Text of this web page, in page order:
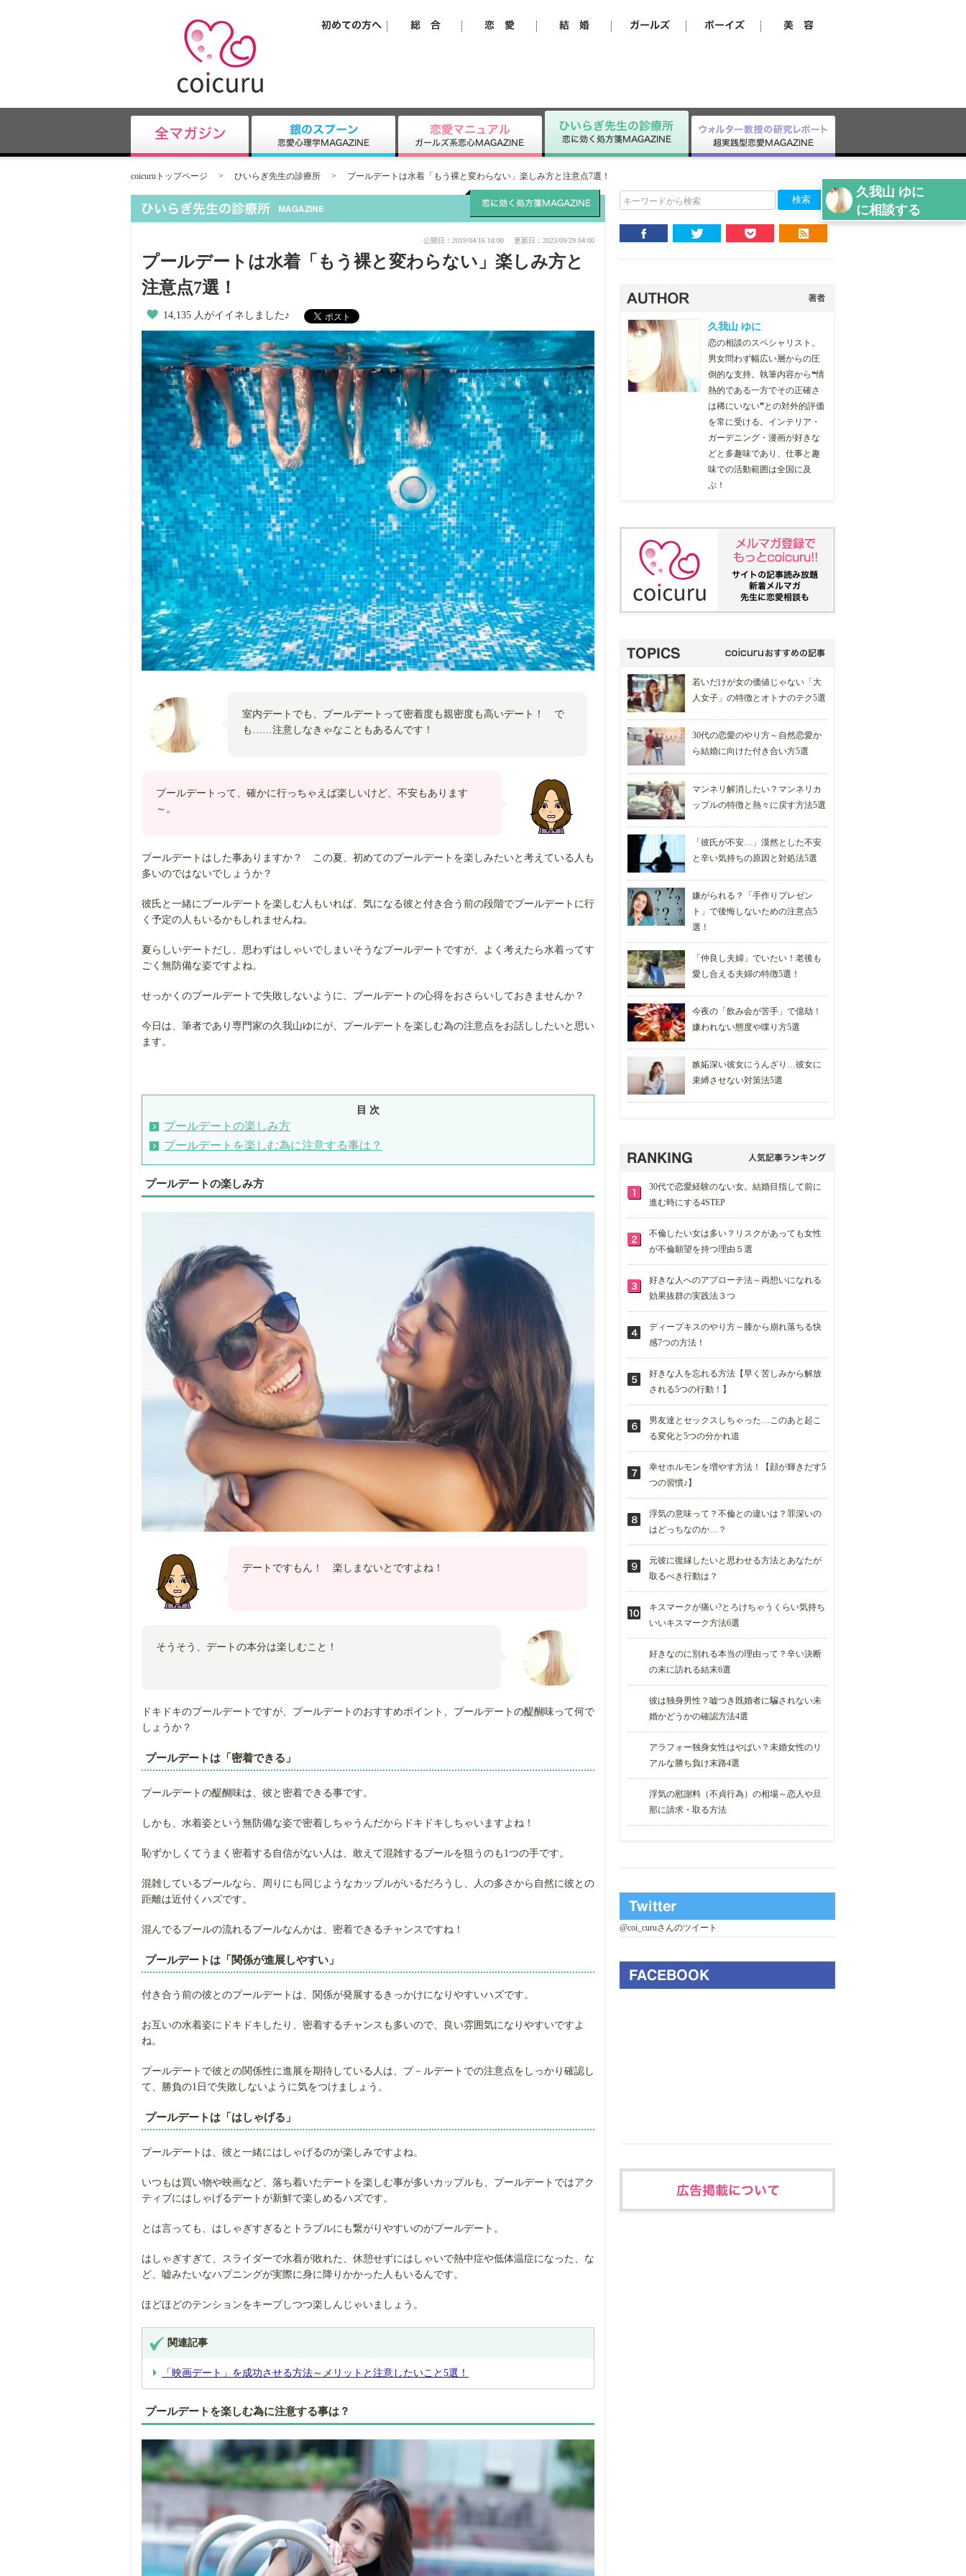
久我山 ゆに
に相談する
coicuruトップページ > ひいらぎ先生の診療所 > プールデートは水着「もう裸と変わらない」楽しみ方と注意点7選！
公開日：2019/04/16 18:00 更新日：2023/09/29 04:00
プールデートは水着「もう裸と変わらない」楽しみ方と
注意点7選！
14,135 人がイイネしました♪
室内デートでも、プールデートって密着度も親密度も高いデート！ で
も……注意しなきゃなこともあるんです！
プールデートって、確かに行っちゃえば楽しいけど、不安もあります
～。
プールデートはした事ありますか？ この夏、初めてのプールデートを楽しみたいと考えている人も
多いのではないでしょうか？
彼氏と一緒にプールデートを楽しむ人もいれば、気になる彼と付き合う前の段階でプールデートに行
く予定の人もいるかもしれませんね。
夏らしいデートだし、思わずはしゃいでしまいそうなプールデートですが、よく考えたら水着ってす
ごく無防備な姿ですよね。
せっかくのプールデートで失敗しないように、プールデートの心得をおさらいしておきませんか？
今日は、筆者であり専門家の久我山ゆにが、プールデートを楽しむ為の注意点をお話ししたいと思い
ます。
目 次
プールデートの楽しみ方
プールデートを楽しむ為に注意する事は？
プールデートの楽しみ方
デートですもん！ 楽しまないとですよね！
そうそう、デートの本分は楽しむこと！
ドキドキのプールデートですが、プールデートのおすすめポイント、プールデートの醍醐味って何で
しょうか？
プールデートは「密着できる」
プールデートの醍醐味は、彼と密着できる事です。
しかも、水着姿という無防備な姿で密着しちゃうんだからドキドキしちゃいますよね！
恥ずかしくてうまく密着する自信がない人は、敢えて混雑するプールを狙うのも1つの手です。
混雑しているプールなら、周りにも同じようなカップルがいるだろうし、人の多さから自然に彼との
距離は近付くハズです。
混んでるプールの流れるプールなんかは、密着できるチャンスですね！
プールデートは「関係が進展しやすい」
付き合う前の彼とのプールデートは、関係が発展するきっかけになりやすいハズです。
お互いの水着姿にドキドキしたり、密着するチャンスも多いので、良い雰囲気になりやすいですよ
ね。
プールデートで彼との関係性に進展を期待している人は、プ－ルデートでの注意点をしっかり確認し
て、勝負の1日で失敗しないように気をつけましょう。
プールデートは「はしゃげる」
プールデートは、彼と一緒にはしゃげるのが楽しみですよね。
いつもは買い物や映画など、落ち着いたデートを楽しむ事が多いカップルも、プールデートではアク
ティブにはしゃげるデートが新鮮で楽しめるハズです。
とは言っても、はしゃぎすぎるとトラブルにも繋がりやすいのがプールデート。
はしゃぎすぎて、スライダーで水着が敗れた、休憩せずにはしゃいで熱中症や低体温症になった、な
ど、嘘みたいなハプニングが実際に身に降りかかった人もいるんです。
ほどほどのテンションをキープしつつ楽しんじゃいましょう。
関連記事
「映画デート」を成功させる方法～メリットと注意したいこと5選！
プールデートを楽しむ為に注意する事は？
キーワードから検索
久我山 ゆに
恋の相談のスペシャリスト。
男女問わず幅広い層からの圧
倒的な支持。執筆内容から❝情
熱的である一方でその正確さ
は稀にいない❞との対外的評価
を常に受ける。インテリア・
ガーデニング・漫画が好きな
どと多趣味であり、仕事と趣
味での活動範囲は全国に及
ぶ！
若いだけが女の価値じゃない「大
人女子」の特徴とオトナのテク5選
30代の恋愛のやり方～自然恋愛か
ら結婚に向けた付き合い方5選
マンネリ解消したい？マンネリカ
ップルの特徴と熱々に戻す方法5選
「彼氏が不安…」漠然とした不安
と辛い気持ちの原因と対処法5選
嫌がられる？「手作りプレゼン
ト」で後悔しないための注意点5
選！
「仲良し夫婦」でいたい！老後も
愛し合える夫婦の特徴5選！
今夜の「飲み会が苦手」で億劫！
嫌われない態度や喋り方5選
嫉妬深い彼女にうんざり…彼女に
束縛させない対策法5選
30代で恋愛経験のない女。結婚目指して前に
進む時にする4STEP
不倫したい女は多い？リスクがあっても女性
が不倫願望を持つ理由５選
好きな人へのアプローチ法～両想いになれる
効果抜群の実践法３つ
ディープキスのやり方～膝から崩れ落ちる快
感7つの方法！
好きな人を忘れる方法【早く苦しみから解放
される5つの行動！】
男友達とセックスしちゃった…このあと起こ
る変化と5つの分かれ道
幸せホルモンを増やす方法！【顔が輝きだす5
つの習慣♪】
浮気の意味って？不倫との違いは？罪深いの
はどっちなのか…？
元彼に復縁したいと思わせる方法とあなたが
取るべき行動は？
キスマークが痛い?とろけちゃうくらい気持ち
いいキスマーク方法6選
好きなのに別れる本当の理由って？辛い決断
の末に訪れる結末6選
彼は独身男性？嘘つき既婚者に騙されない未
婚かどうかの確認方法4選
アラフォー独身女性はやばい？未婚女性のリ
アルな勝ち負け末路4選
浮気の慰謝料（不貞行為）の相場～恋人や旦
那に請求・取る方法
@coi_curuさんのツイート